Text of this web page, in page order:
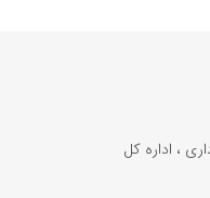
، اداره کل